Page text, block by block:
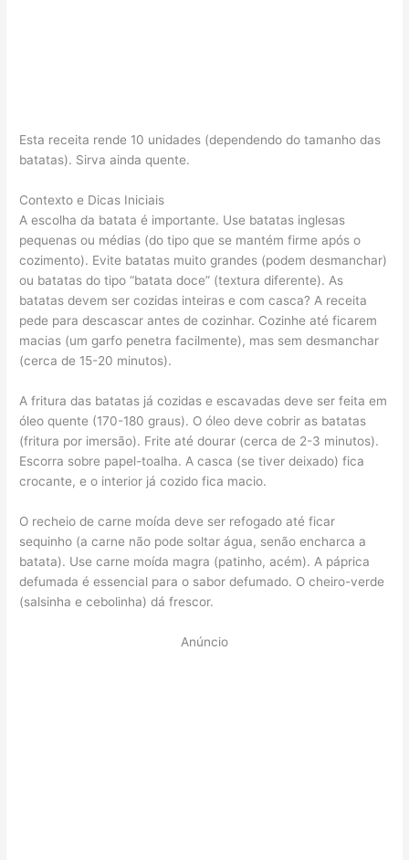
Esta receita rende 10 unidades (dependendo do tamanho das
batatas). Sirva ainda quente.
Contexto e Dicas Iniciais
A escolha da batata é importante. Use batatas inglesas
pequenas ou médias (do tipo que se mantém firme após o
cozimento). Evite batatas muito grandes (podem desmanchar)
ou batatas do tipo “batata doce” (textura diferente). As
batatas devem ser cozidas inteiras e com casca? A receita
pede para descascar antes de cozinhar. Cozinhe até ficarem
macias (um garfo penetra facilmente), mas sem desmanchar
(cerca de 15-20 minutos).
A fritura das batatas já cozidas e escavadas deve ser feita em
óleo quente (170-180 graus). O óleo deve cobrir as batatas
(fritura por imersão). Frite até dourar (cerca de 2-3 minutos).
Escorra sobre papel-toalha. A casca (se tiver deixado) fica
crocante, e o interior já cozido fica macio.
O recheio de carne moída deve ser refogado até ficar
sequinho (a carne não pode soltar água, senão encharca a
batata). Use carne moída magra (patinho, acém). A páprica
defumada é essencial para o sabor defumado. O cheiro-verde
(salsinha e cebolinha) dá frescor.
Anúncio